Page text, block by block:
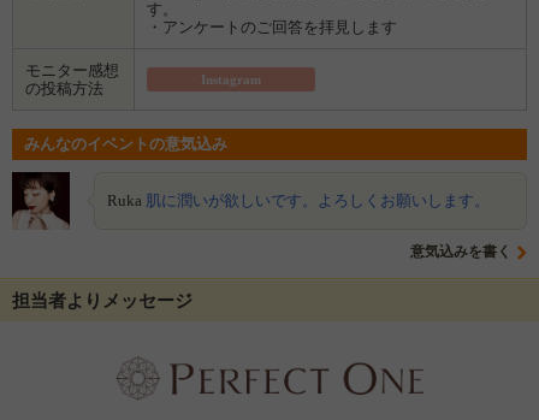
す。
・アンケートのご回答を拝見します
モニター感想
の投稿方法
Instagram
みんなのイベントの意気込み
Ruka 肌に潤いが欲しいです。よろしくお願いします。
意気込みを書く
担当者よりメッセージ